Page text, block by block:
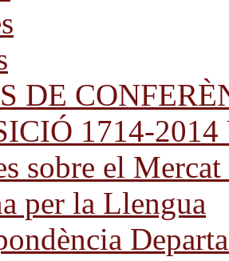
DE
1714-
sobre el
per la Llengua